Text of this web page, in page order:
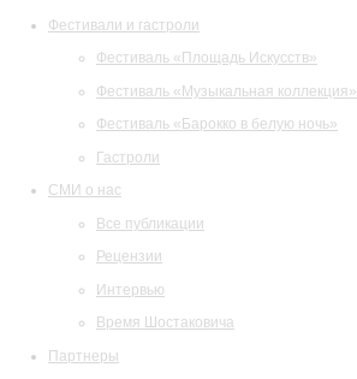
Фестивали и гастроли
Фестиваль «Площадь Искусств»
Фестиваль «Музыкальная коллекция»
Фестиваль «Барокко в белую ночь»
Гастроли
СМИ о нас
Все публикации
Рецензии
Интервью
Время Шостаковича
Партнеры